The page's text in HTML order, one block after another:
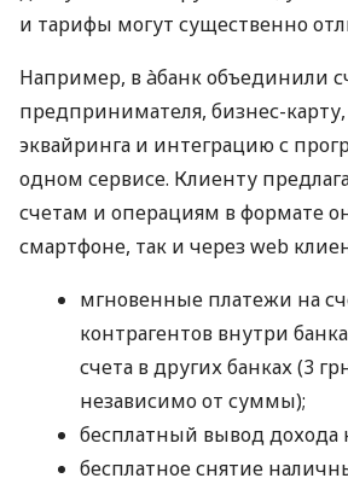
и тарифы могут существенно
Например, в àбанк объединили
предпринимателя, бизнес-
эквайринга и интеграцию с
одном сервисе. Клиенту
счетам и операциям в формате
смартфоне, так и через web
мгновенные платежи на
контрагентов внутри
счета в других банках (3
независимо от суммы);
бесплатный вывод дохода
бесплатное снятие